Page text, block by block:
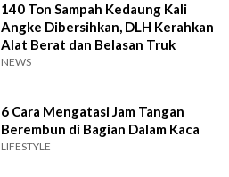
140 Ton Sampah Kedaung Kali
Angke Dibersihkan, DLH Kerahkan
Alat Berat dan Belasan Truk
NEWS
6 Cara Mengatasi Jam Tangan
Berembun di Bagian Dalam Kaca
LIFESTYLE